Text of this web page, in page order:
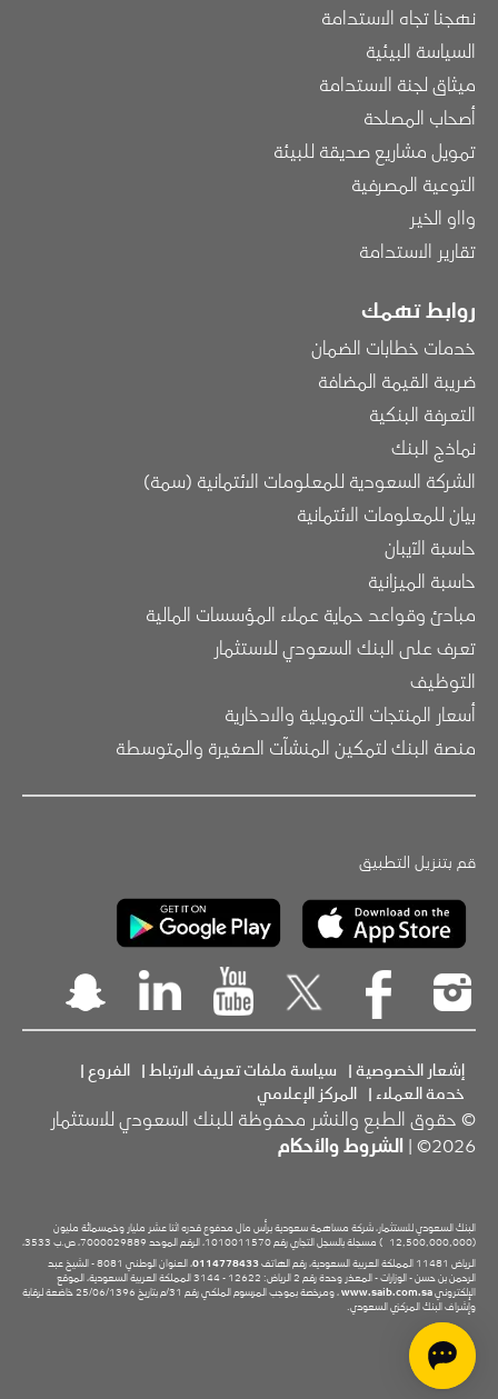
نهجنا تجاه الاستدامة
السياسة البيئية
ميثاق لجنة الاستدامة
أصحاب المصلحة
تمويل مشاريع صديقة للبيئة
التوعية المصرفية
وااو الخير
تقارير الاستدامة
روابط تهمك
خدمات خطابات الضمان
ضريبة القيمة المضافة
التعرفة البنكية
نماذج البنك
الشركة السعودية للمعلومات الائتمانية (سمة)
بيان للمعلومات الائتمانية
حاسبة الآيبان
حاسبة الميزانية
مبادئ وقواعد حماية عملاء المؤسسات المالية
تعرف على البنك السعودي للاستثمار
التوظيف
أسعار المنتجات التمويلية والادخارية
منصة البنك لتمكين المنشآت الصغيرة والمتوسطة
قم بتنزيل التطبيق
إشعار الخصوصية| سياسة ملفات تعريف الارتباط| الفروع |
خدمة العملاء| المركز الإعلامي
© حقوق الطبع والنشر محفوظة للبنك السعودي للاستثمار
2026© |
الشروط والأحكام
البنك السعودي للاستثمار، شركة مساهمة سعودية برأس مال مدفوع قدره اثنا عشر مليار وخمسمائة مليون
(12,500,000,000
) مسجلة بالسجل التجاري رقم 1010011570، الرقم الموحد 7000029889، ص.ب 3533،
الرياض 11481 المملكة العربية السعودية، رقم الهاتف
0114778433
، العنوان الوطني 8081 - الشيخ عبد
الرحمن بن حسن - الوزارات - المعذر وحدة رقم 2 الرياض: 12622 - 3144 المملكة العربية السعودية، الموقع
الإلكترونيwww.saib.com.sa
، ومرخصة بموجب المرسوم الملكي رقم 31/م بتاريخ 25/06/1396 خاضعة لرقابة
وإشراف البنك المركزي السعودي.